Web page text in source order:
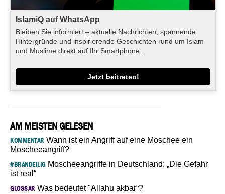
IslamiQ auf WhatsApp
Bleiben Sie informiert – aktuelle Nachrichten, spannende
Hintergründe und inspirierende Geschichten rund um Islam
und Muslime direkt auf Ihr Smartphone.
Jetzt beitreten!
AM MEISTEN GELESEN
KOMMENTAR Wann ist ein Angriff auf eine Moschee ein
Moscheeangriff?
#BRANDEILIGMoscheeangriffe in Deutschland: „Die Gefahr
ist real“
GLOSSAR Was bedeutet "Allahu akbar“?